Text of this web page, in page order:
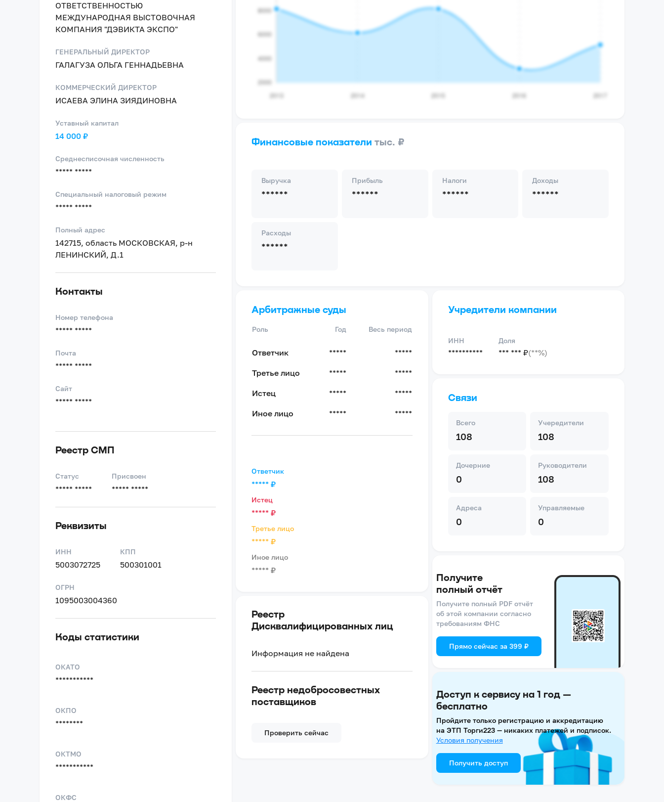
ОТВЕТСТВЕННОСТЬЮ
МЕЖДУНАРОДНАЯ ВЫСТОВОЧНАЯ
КОМПАНИЯ "ДЭВИКТА ЭКСПО"
ГЕНЕРАЛЬНЫЙ ДИРЕКТОР
ГАЛАГУЗА ОЛЬГА ГЕННАДЬЕВНА
КОММЕРЧЕСКИЙ ДИРЕКТОР
ИСАЕВА ЭЛИНА ЗИЯДИНОВНА
Уставный капитал
14 000 ₽
Среднесписочная численность
***** *****
Специальный налоговый режим
***** *****
Полный адрес
142715, область МОСКОВСКАЯ, р-н
ЛЕНИНСКИЙ, Д.1
Контакты
Номер телефона
***** *****
Почта
***** *****
Сайт
***** *****
Реестр СМП
Статус
***** *****
Присвоен
***** *****
Реквизиты
ИНН
5003072725
КПП
500301001
ОГРН
1095003004360
Коды статистики
ОКАТО
***********
ОКПО
********
ОКТМО
***********
ОКФС
Финансовые показателитыс. ₽
Выручка
******
Прибыль
******
Налоги
******
Доходы
******
Расходы
******
Арбитражные суды
Роль Год Весь период
Ответчик ***** *****
Третье лицо ***** *****
Истец ***** *****
Иное лицо ***** *****
Ответчик
***** ₽
Истец
***** ₽
Третье лицо
***** ₽
Иное лицо
***** ₽
Реестр
Дисквалифицированных лиц
Информация не найдена
Реестр недобросовестных
поставщиков
Проверить сейчас
Учредители компании
ИНН
**********
Доля
*** *** ₽(**%)
Связи
Всего
108
Учередители
108
Дочерние
0
Руководители
108
Адреса
0
Управляемые
0
Получите
полный отчёт
Получите полный PDF отчёт
об этой компании согласно
требованиям ФНС
Прямо сейчас за 399 ₽
Доступ к сервису на 1 год —
бесплатно
Пройдите только регистрацию и аккредитацию
на ЭТП Торги223 — никаких платежей и подписок.
Условия получения
Получить доступ